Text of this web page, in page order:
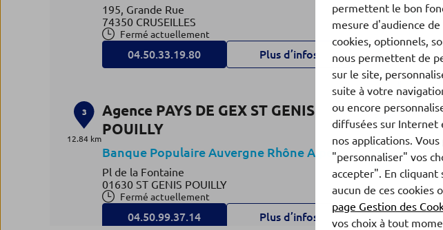
195, Grande Rue
74350 CRUSEILLES
Fermé actuellement
04.50.33.19.80 Plus d’infos
3
12.84 km
Agence PAYS DE GEX ST GENIS
POUILLY
Banque Populaire Auvergne Rhône Alpes
Pl de la Fontaine
01630 ST GENIS POUILLY
Fermé actuellement
04.50.99.37.14 Plus d’infos
permettent le bon
mesure d'audience
cookies, optionnels,
nous permettent de
sur le site,
suite à votre
ou encore
diffusées sur Internet
nos applications.
"personnaliser" vos
accepter". En cliquant
aucun de ces cookies
page Gestion des
vos choix à tout